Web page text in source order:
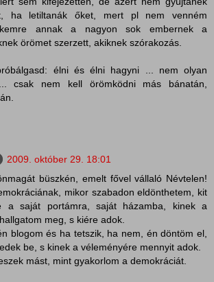
ha letiltanák őket, mert pl nem venném
annak a nagyon sok embernek a
örömet szerzett, akiknek szórakozás.
élni és élni hagyni ... nem olyan
csak nem kell örömködni más bánatán,
2009. október 29. 18:01
büszkén, emelt fővel vállaló Névtelen!
mikor szabadon eldönthetem, kit
a saját portámra, saját házamba, kinek a
meg, s kiére adok.
blogom és ha tetszik, ha nem, én döntöm el,
be, s kinek a véleményére mennyit adok.
mást, mint gyakorlom a demokráciát.